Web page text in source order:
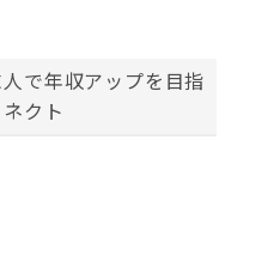
で年収アップを目指
クト